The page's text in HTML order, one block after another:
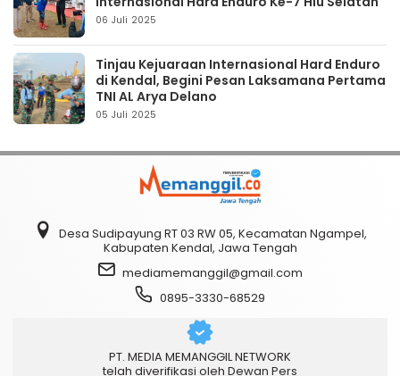
06 Juli 2025
Tinjau Kejuaraan Internasional Hard Enduro
di Kendal, Begini Pesan Laksamana Pertama
TNI AL Arya Delano
05 Juli 2025
Desa Sudipayung RT 03 RW 05, Kecamatan Ngampel,
Kabupaten Kendal, Jawa Tengah
mediamemanggil@gmail.com
0895-3330-68529
PT. MEDIA MEMANGGIL NETWORK
telah diverifikasi oleh Dewan Pers